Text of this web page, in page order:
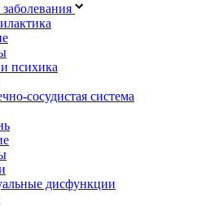
психика
сосудистая система
дисфункции